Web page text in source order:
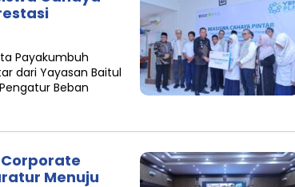
Payakumbuh
dari Yayasan Baitul
Beban
Menuju